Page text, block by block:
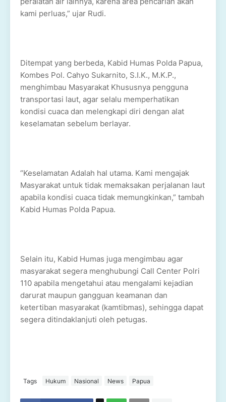
kami perluas,” ujar Rudi.
Ditempat yang berbeda, Kabid Humas Polda Papua,
Kombes Pol. Cahyo Sukarnito, S.I.K., M.K.P.,
menghimbau Masyarakat Khususnya pengguna
transportasi laut, agar selalu memperhatikan
kondisi cuaca dan melengkapi diri dengan alat
keselamatan sebelum berlayar.
“Keselamatan Adalah hal utama. Kami mengajak
Masyarakat untuk tidak memaksakan perjalanan laut
apabila kondisi cuaca tidak memungkinkan,” tambah
Kabid Humas Polda Papua.
Selain itu, Kabid Humas juga mengimbau agar
masyarakat segera menghubungi Call Center Polri
110 apabila mengetahui atau mengalami kejadian
darurat maupun gangguan keamanan dan
ketertiban masyarakat (kamtibmas), sehingga dapat
segera ditindaklanjuti oleh petugas.
Tags Hukum Nasional News Papua